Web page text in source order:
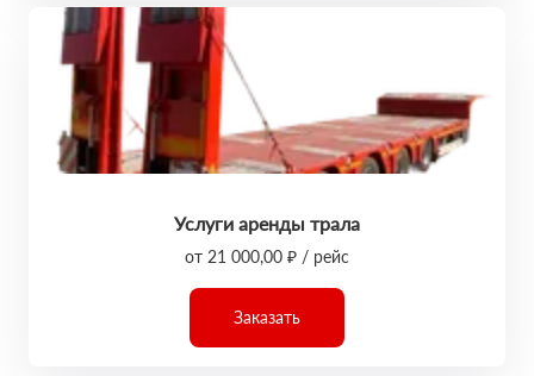
Услуги аренды трала
от 21 000,00 ₽ / рейс
Заказать